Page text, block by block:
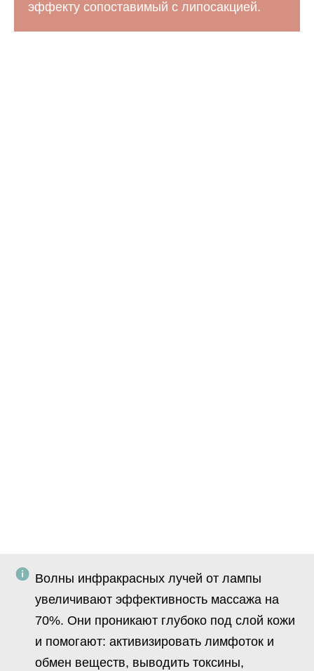
эффекту сопоставимый с липосакцией.
Волны инфракрасных лучей от лампы
увеличивают эффективность массажа на
70%. Они проникают глубоко под слой кожи
и помогают: активизировать лимфоток и
обмен веществ, выводить токсины,